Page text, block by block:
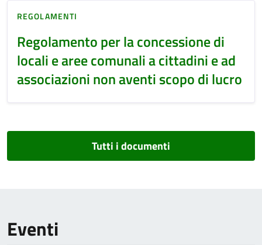
REGOLAMENTI
Regolamento per la concessione di
locali e aree comunali a cittadini e ad
associazioni non aventi scopo di lucro
Tutti i documenti
Eventi